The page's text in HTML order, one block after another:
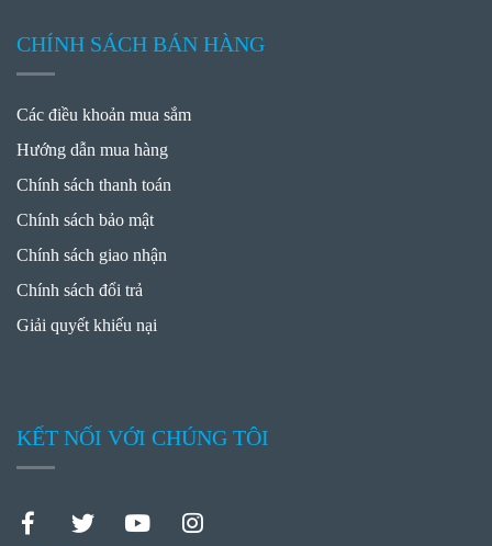
CHÍNH SÁCH BÁN HÀNG
Các điều khoản mua sắm
Hướng dẫn mua hàng
Chính sách thanh toán
Chính sách bảo mật
Chính sách giao nhận
Chính sách đổi trả
Giải quyết khiếu nại
KẾT NỐI VỚI CHÚNG TÔI